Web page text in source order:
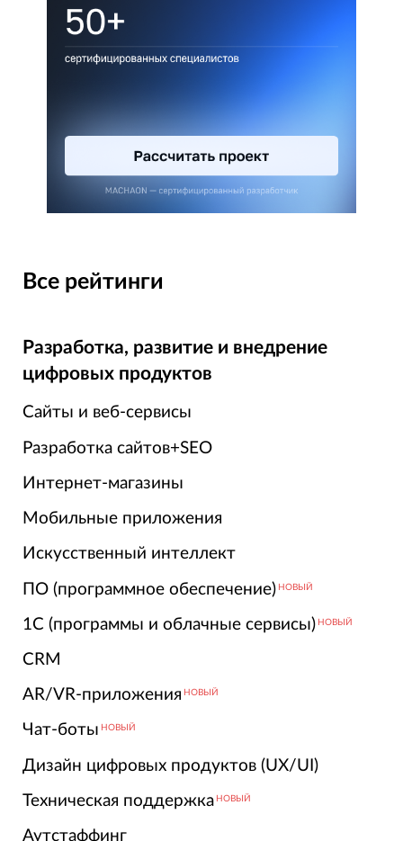
Все рейтинги
Разработка, развитие и внедрение
цифровых продуктов
Сайты и веб-сервисы
Разработка сайтов+SEO
Интернет-магазины
Мобильные приложения
Искусственный интеллект
ПО (программное обеспечение) НОВЫЙ
1С (программы и облачные сервисы) НОВЫЙ
CRM
AR/VR-приложения НОВЫЙ
Чат-боты НОВЫЙ
Дизайн цифровых продуктов (UX/UI)
Техническая поддержка НОВЫЙ
Аутстаффинг